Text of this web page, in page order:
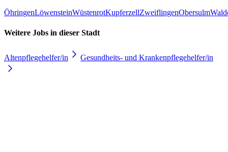
ÖhringenLöwensteinWüstenrotKupferzellZweiflingenObersulm
Weitere Jobs in dieser Stadt
Altenpflegehelfer/in Gesundheits- und Krankenpflegehelfer/in